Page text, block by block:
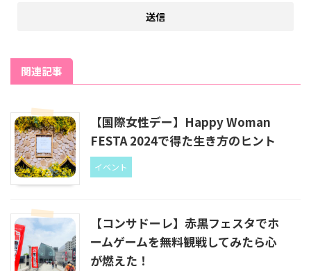
関連記事
【国際女性デー】Happy Woman
FESTA 2024で得た生き方のヒント
イベント
【コンサドーレ】赤黒フェスタでホ
ームゲームを無料観戦してみたら心
が燃えた！